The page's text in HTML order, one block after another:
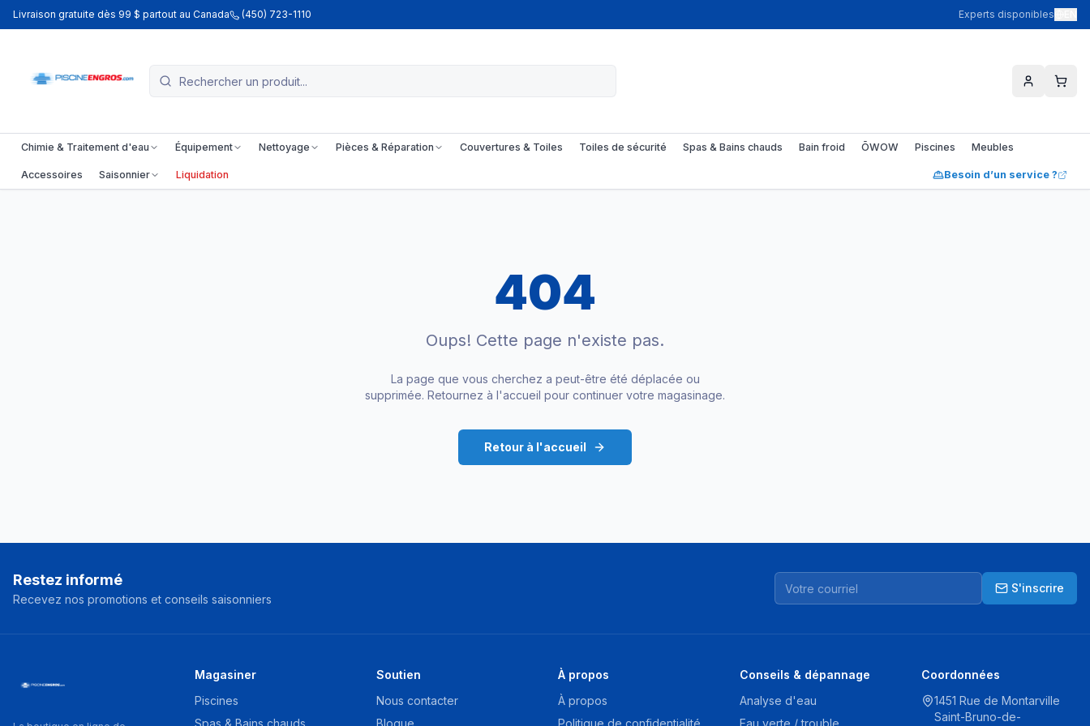
Livraison gratuite dès 99 $ partout au Canada (450) 723-1110 Experts disponibles
Chimie & Traitement d'eau Équipement Nettoyage Pièces & Réparation Couvertures & Toiles Toiles de sécurité Spas & Bains chauds Bain froid ŌWOW Piscines Meubles
Accessoires Saisonnier Liquidation Besoin d’un service ?
404
Oups! Cette page n'existe pas.
La page que vous cherchez a peut-être été déplacée ou
supprimée. Retournez à l'accueil pour continuer votre magasinage.
Retour à l'accueil
Restez informé
Recevez nos promotions et conseils saisonniers
S'inscrire
Magasiner
Piscines
Spas & Bains chauds
Soutien
Nous contacter
Blogue
À propos
À propos
Politique de confidentialité
Conseils & dépannage
Analyse d'eau
Eau verte / trouble
Coordonnées
1451 Rue de Montarville
Saint-Bruno-de-